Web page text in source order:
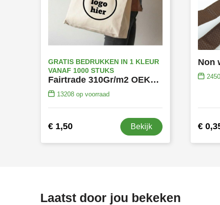
GRATIS BEDRUKKEN IN 1 KLEUR
VANAF 1000 STUKS
Fairtrade 310Gr/m2 OEKO-TEX® katoen shopper boodschappentas
13208op voorraad
€ 1,50 Bekijk
2450
€
Laatst door jou bekeken